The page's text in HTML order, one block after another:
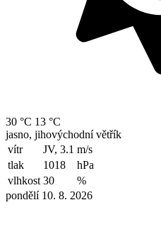
30 °C 13 °C
jasno, jihovýchodní větřík
vítr
JV, 3.1 m/s
tlak
1018
hPa
vlhkost 30
%
pondělí 10. 8. 2026